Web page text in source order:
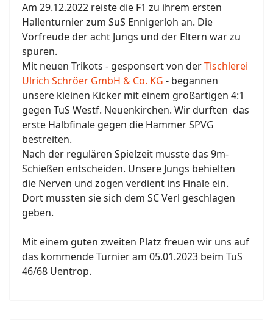
Am 29.12.2022 reiste die F1 zu ihrem ersten
Hallenturnier zum SuS Ennigerloh an. Die
Vorfreude der acht Jungs und der Eltern war zu
spüren.
Mit neuen Trikots - gesponsert von derTischlerei
Ulrich Schröer GmbH & Co. KG - begannen
unsere kleinen Kicker mit einem großartigen 4:1
gegen TuS Westf. Neuenkirchen. Wir durften das
erste Halbfinale gegen die Hammer SPVG
bestreiten.
Nach der regulären Spielzeit musste das 9m-
Schießen entscheiden. Unsere Jungs behielten
die Nerven und zogen verdient ins Finale ein.
Dort mussten sie sich dem SC Verl geschlagen
geben.
Mit einem guten zweiten Platz freuen wir uns auf
das kommende Turnier am 05.01.2023 beim TuS
46/68 Uentrop.